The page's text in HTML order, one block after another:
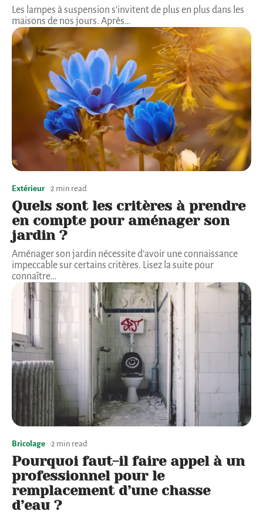
Les lampes à suspension s’invitent de plus en plus dans les
maisons de nos jours. Après…
Extérieur 2 min read
Quels sont les critères à prendre
en compte pour aménager son
jardin ?
Aménager son jardin nécessite d’avoir une connaissance
impeccable sur certains critères. Lisez la suite pour
connaître…
Bricolage 2 min read
Pourquoi faut-il faire appel à un
professionnel pour le
remplacement d’une chasse
d’eau ?